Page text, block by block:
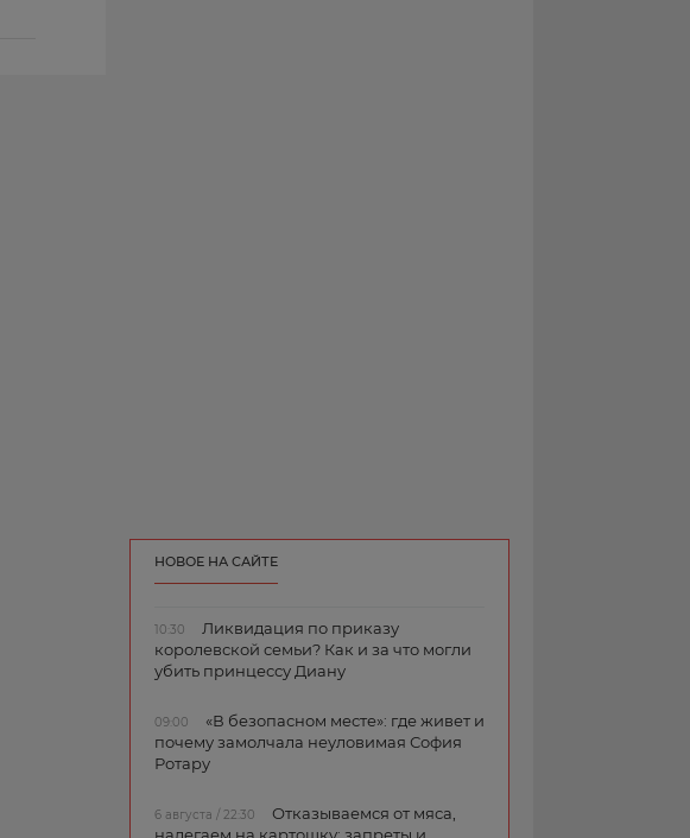
НОВОЕ НА САЙТЕ
10:30
Ликвидация по приказу
королевской семьи? Как и за что могли
убить принцессу Диану
09:00
«В безопасном месте»: где живет и
почему замолчала неуловимая София
Ротару
6 августа / 22:30
Отказываемся от мяса,